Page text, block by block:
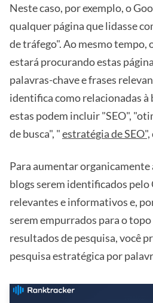
Neste caso, por exemplo, o
qualquer página que lidasse
de tráfego". Ao mesmo tempo,
estará procurando estas
palavras-chave e frases
identifica como relacionadas à
estas podem incluir "SEO",
de busca", "estratégia de SEO",
Para aumentar organicamente
blogs serem identificados pelo
relevantes e informativos e,
serem empurrados para o topo
resultados de pesquisa, você
pesquisa estratégica por